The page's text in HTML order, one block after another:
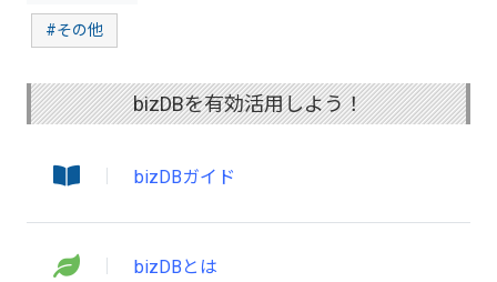
#その他
bizDBを有効活用しよう！
bizDBガイド
bizDBとは